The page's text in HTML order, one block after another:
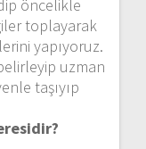
öncelikle
toplayarak
yapıyoruz.
uzman
taşıyıp